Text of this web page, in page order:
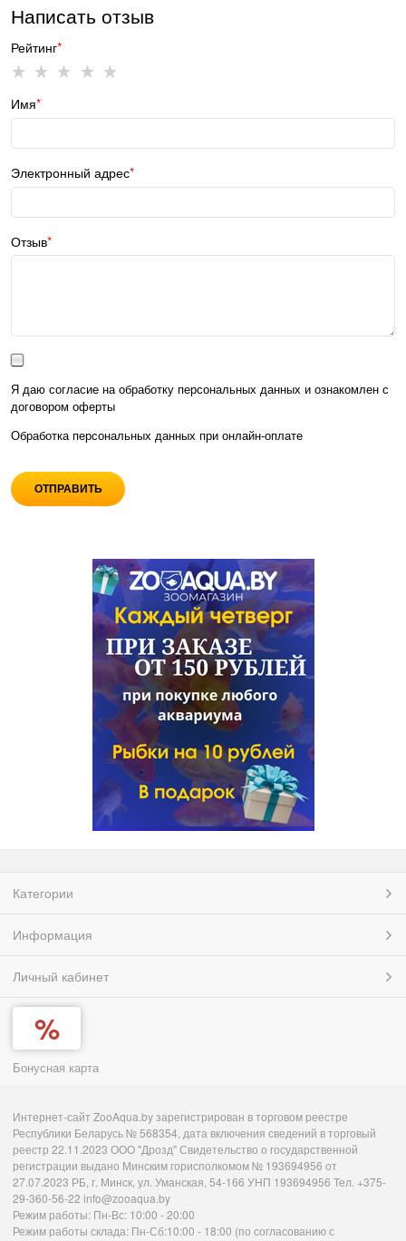
Написать отзыв
Рейтинг
Имя
Электронный адрес
Отзыв
Я даю согласие на обработку персональных данных и ознакомлен с
договором оферты
Обработка персональных данных при онлайн-оплате
Категории
Информация
Личный кабинет
Бонусная карта
Интернет-сайт ZooAqua.by зарегистрирован в торговом реестре
Республики Беларусь № 568354, дата включения сведений в торговый
реестр 22.11.2023 ООО "Дрозд" Свидетельство о государственной
регистрации выдано Минским горисполкомом № 193694956 от
27.07.2023 РБ, г. Минск, ул. Уманская, 54-166 УНП 193694956 Тел. +375-
29-360-56-22 info@zooaqua.by
Режим работы: Пн-Вс: 10:00 - 20:00
Режим работы склада: Пн-Сб:10:00 - 18:00 (по согласованию с